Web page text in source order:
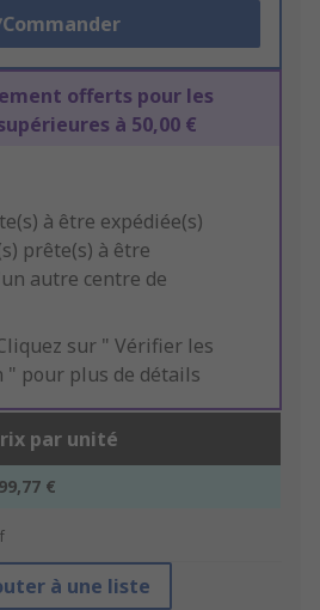
Commander
offerts pour les
à 50,00 €
à être expédiée(s)
prête(s) à être
autre centre de
sur " Vérifier les
" pour plus de détails
par unité
€
à une liste